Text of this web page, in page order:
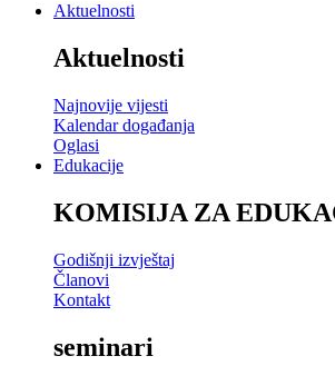
Aktuelnosti
Aktuelnosti
Najnovije vijesti
Kalendar događanja
Oglasi
Edukacije
KOMISIJA ZA
Godišnji izvještaj
Članovi
Kontakt
seminari